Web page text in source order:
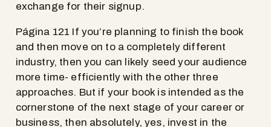
exchange for their signup.
Página 121 If you’re planning to finish the book
and then move on to a completely different
industry, then you can likely seed your audience
more time- efficiently with the other three
approaches. But if your book is intended as the
cornerstone of the next stage of your career or
business, then absolutely, yes, invest in the